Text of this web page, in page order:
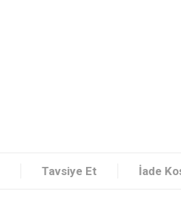
Tavsiye Et İade